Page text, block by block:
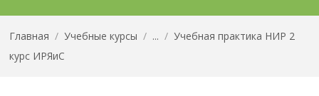
Главная / Учебные курсы / ... / Учебная практика НИР 2
курс ИРЯиС